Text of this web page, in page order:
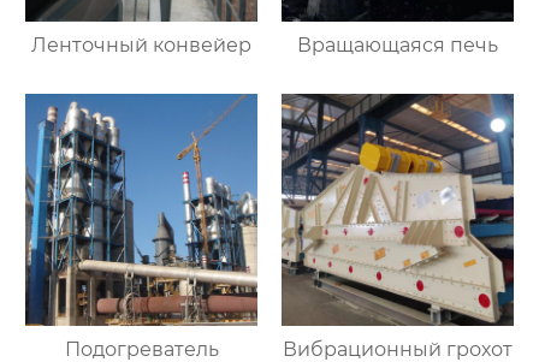
Ленточный конвейер Вращающаяся печь
Подогреватель Вибрационный грохот